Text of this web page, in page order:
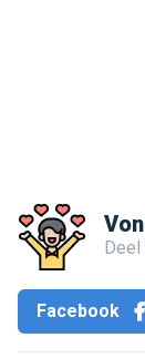
Deel
Facebook